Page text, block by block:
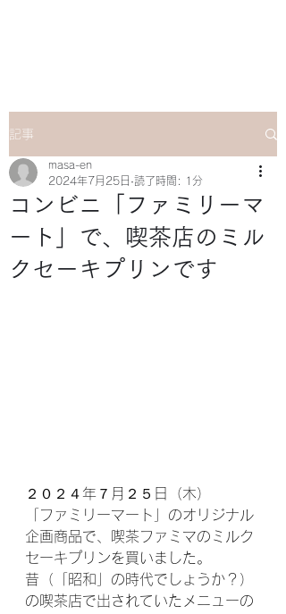
記事
コンビニ「ファミリーマ
ート」で、喫茶店のミル
クセーキプリンです
masa-en
2024年7月25日 読了時間: 1分
２０２４年７月２５日（木）
「ファミリーマート」のオリジナル
企画商品で、喫茶ファミマのミルク
セーキプリンを買いました。
昔（「昭和」の時代でしょうか？）
の喫茶店で出されていたメニューの